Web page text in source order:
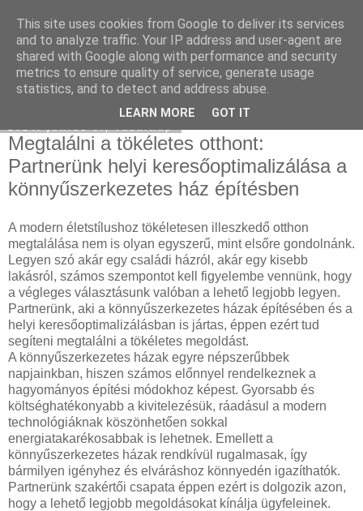
Hulladékgyűjtés
Megtalálni a tökéletes otthont:
Partnerünk helyi keresőoptimalizálása a
könnyűszerkezetes ház építésben
A modern életstílushoz tökéletesen illeszkedő otthon
megtalálása nem is olyan egyszerű, mint elsőre gondolnánk.
Legyen szó akár egy családi házról, akár egy kisebb
lakásról, számos szempontot kell figyelembe vennünk, hogy
a végleges választásunk valóban a lehető legjobb legyen.
Partnerünk, aki a könnyűszerkezetes házak építésében és a
helyi keresőoptimalizálásban is jártas, éppen ezért tud
segíteni megtalálni a tökéletes megoldást.
A könnyűszerkezetes házak egyre népszerűbbek
napjainkban, hiszen számos előnnyel rendelkeznek a
hagyományos építési módokhoz képest. Gyorsabb és
költséghatékonyabb a kivitelezésük, ráadásul a modern
technológiáknak köszönhetően sokkal
energiatakarékosabbak is lehetnek. Emellett a
könnyűszerkezetes házak rendkívül rugalmasak, így
bármilyen igényhez és elváráshoz könnyedén igazíthatók.
Partnerünk szakértői csapata éppen ezért is dolgozik azon,
hogy a lehető legjobb megoldásokat kínálja ügyfeleinek.
This site uses cookies from Google to deliver its services
and to analyze traffic. Your IP address and user-agent are
shared with Google along with performance and security
metrics to ensure quality of service, generate usage
statistics, and to detect and address abuse.
LEARN MORE GOT IT